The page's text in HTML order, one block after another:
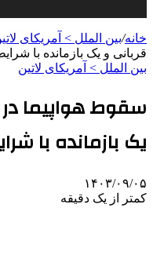
خانه/بین الملل > آمریکای
قربانی و یک بازمانده با
بین الملل > آمریکای لاتین
یک بازمانده با
۱۴۰۳/۰۹/۰۵
کمتر از یک دقیقه